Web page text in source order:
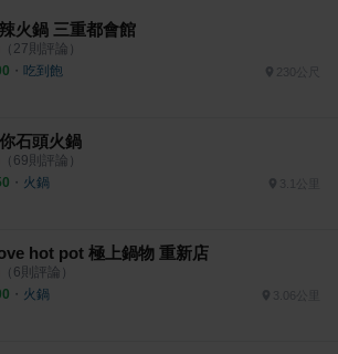
火鍋 三重都會館
（ 27則評論）
・ 吃到飽
石頭火鍋
（ 69則評論）
・ 火鍋
hot pot 極上鍋物 重新店
（ 6則評論）
・ 火鍋